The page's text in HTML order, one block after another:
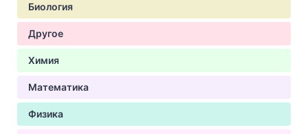
Биология
Другое
Химия
Математика
Физика